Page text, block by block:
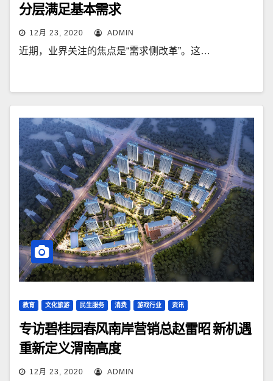
分层满足基本需求
12月 23, 2020 ADMIN
近期，业界关注的焦点是“需求侧改革”。这…
教育 文化旅游 民生服务 消费 游戏行业 资讯
专访碧桂园春风南岸营销总赵雷昭 新机遇
重新定义渭南高度
12月 23, 2020 ADMIN